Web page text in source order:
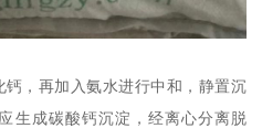
，再加入氨水进行中和，静置沉
生成碳酸钙沉淀，经离心分离脱